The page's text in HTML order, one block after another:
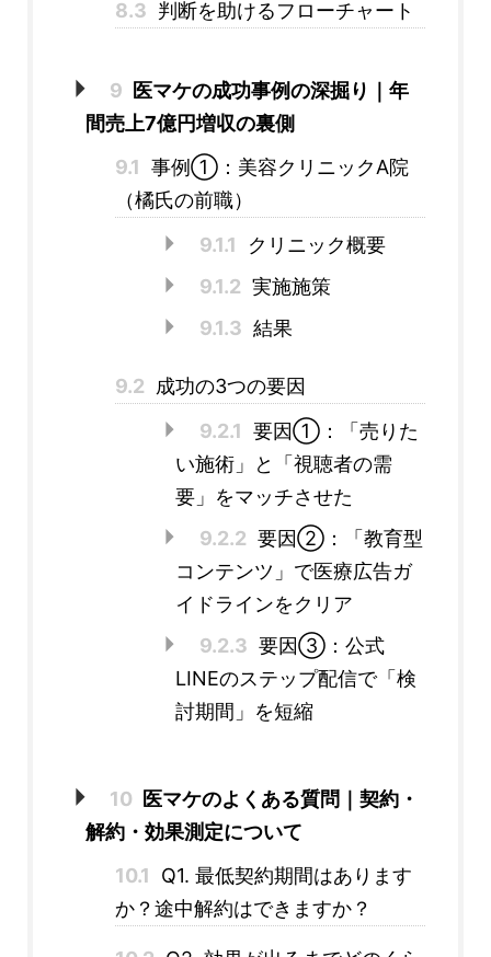
8.3 判断を助けるフローチャート
9
医マケの成功事例の深掘り｜年
間売上7億円増収の裏側
9.1 事例①：美容クリニックA院
（橘氏の前職）
9.1.1
クリニック概要
9.1.2 実施施策
9.1.3 結果
9.2
成功の3つの要因
9.2.1 要因①：「売りた
い施術」と「視聴者の需
要」をマッチさせた
9.2.2 要因②：「教育型
コンテンツ」で医療広告ガ
イドラインをクリア
9.2.3 要因③：公式
LINEのステップ配信で「検
討期間」を短縮
10
医マケのよくある質問｜契約・
解約・効果測定について
10.1
Q1. 最低契約期間はあります
か？途中解約はできますか？